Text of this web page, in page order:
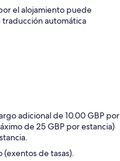
el alojamiento puede
automática
adicional de 10.00 GBP por
de 25 GBP por estancia)
(exentos de tasas).